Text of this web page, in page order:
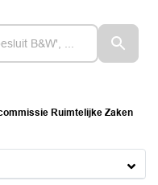
Ruimtelijke Zaken